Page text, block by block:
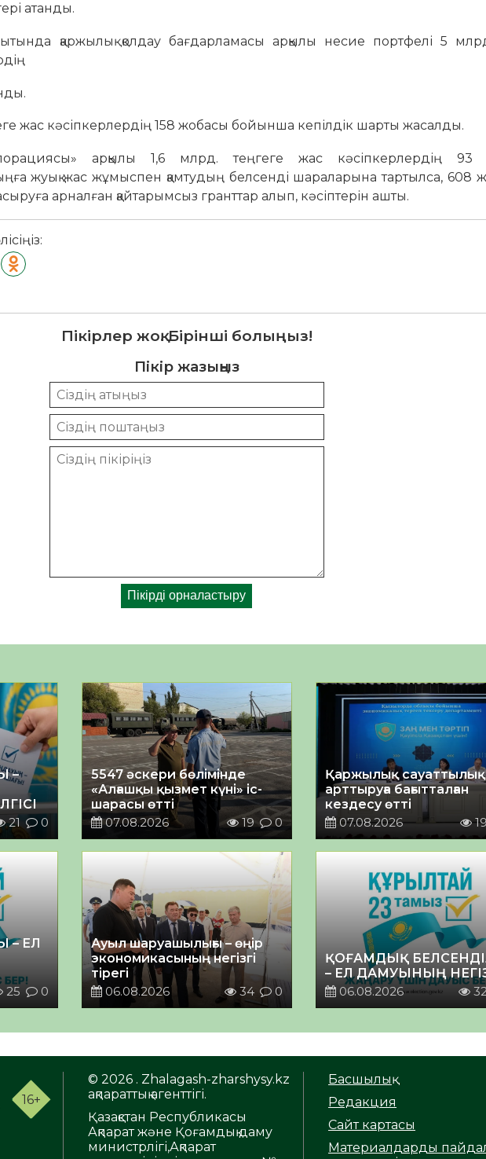
атанды.
қаржылық қолдау бағдарламасы арқылы несие портфелі 5
жас кәсіпкерлердің 158 жобасы бойынша кепілдік шарты жасалды.
арқылы 1,6 млрд. теңгеге жас кәсіпкерлердің 93
жуық жас жұмыспен қамтудың белсенді шараларына тартылса, 608
арналған қайтарымсыз гранттар алып, кәсіптерін ашты.
Пікірлер жоқ. Бірінші болыңыз!
Пікір жазыңыз
–
21 0
5547 әскери бөлімінде
«Алғашқы қызмет күні» іс-
шарасы өтті
07.08.2026
19 0
Қаржылық
арттыруға бағытталған
кездесу өтті
07.08.2026
– ЕЛ
25 0
Ауыл шаруашылығы – өңір
экономикасының негізгі
тірегі
06.08.2026
34 0
ҚОҒАМДЫҚ
– ЕЛ ДАМУЫНЫҢ
06.08.2026
32
16+
© 2026 . Zhalagash-zharshysy.kz
ақпараттық агенттігі.
Қазақстан Республикасы
Ақпарат және Қоғамдық даму
министрлігі,Ақпарат
Басшылық
Редакция
Сайт картасы
Материалдарды